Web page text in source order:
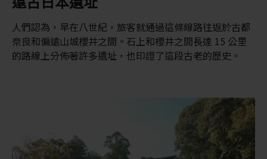
人們認為，早在八世紀，旅客就通過這條線路往返於古都
奈良和偏遠山城櫻井之間。石上和櫻井之間長達 15 公里
的路線上分佈著許多遺址，也印證了這段古老的歷史。